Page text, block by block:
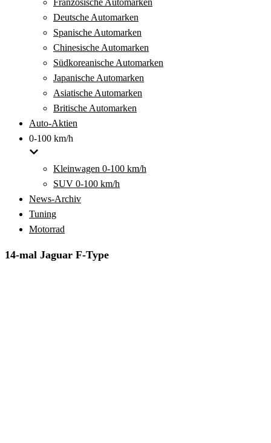
Französische Automarken
Deutsche Automarken
Spanische Automarken
Chinesische Automarken
Südkoreanische Automarken
Japanische Automarken
Asiatische Automarken
Britische Automarken
Auto-Aktien
0-100 km/h
Kleinwagen 0-100 km/h
SUV 0-100 km/h
News-Archiv
Tuning
Motorrad
14-mal Jaguar F-Type